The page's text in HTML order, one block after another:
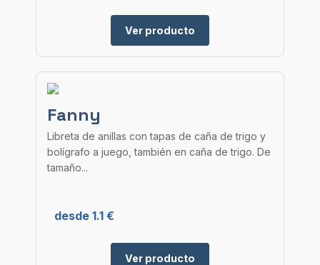
Ver producto
Fanny
Libreta de anillas con tapas de caña de trigo y
bolígrafo a juego, también en caña de trigo. De
tamaño...
desde 1.1 €
Ver producto